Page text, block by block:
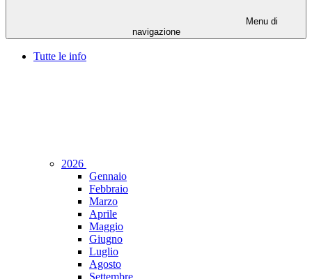
Menu di
navigazione
Tutte le info
2026
Gennaio
Febbraio
Marzo
Aprile
Maggio
Giugno
Luglio
Agosto